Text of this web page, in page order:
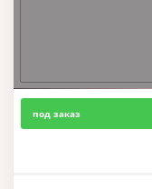
под заказ